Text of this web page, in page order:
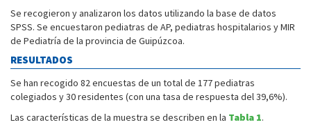
Se recogieron y analizaron los datos utilizando la base de datos
SPSS. Se encuestaron pediatras de AP, pediatras hospitalarios y MIR
de Pediatría de la provincia de Guipúzcoa.
RESULTADOS
Se han recogido 82 encuestas de un total de 177 pediatras
colegiados y 30 residentes (con una tasa de respuesta del 39,6%).
Las características de la muestra se describen en la Tabla 1.